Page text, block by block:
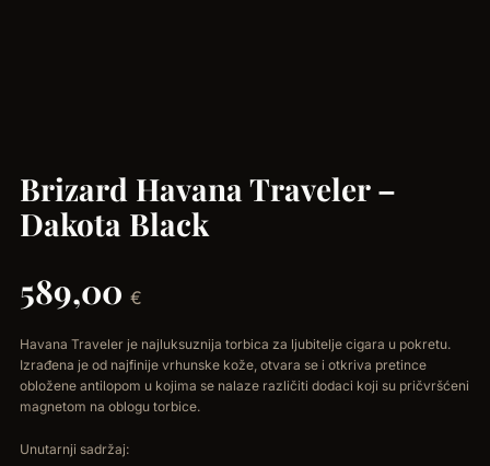
Brizard Havana Traveler –
Dakota Black
589,00 €
Havana Traveler je najluksuznija torbica za ljubitelje cigara u pokretu.
Izrađena je od najfinije vrhunske kože, otvara se i otkriva pretince
obložene antilopom u kojima se nalaze različiti dodaci koji su pričvršćeni
magnetom na oblogu torbice.
Unutarnji sadržaj: